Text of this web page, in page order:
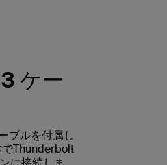
ケー
ブルを付属し
Thunderbolt